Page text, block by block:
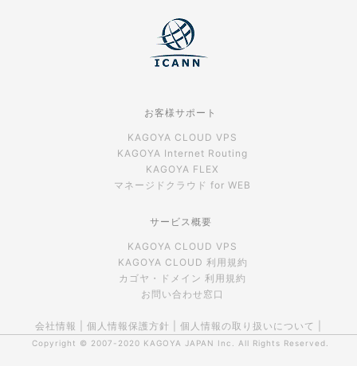
お客様サポート
KAGOYA CLOUD VPS
KAGOYA Internet Routing
KAGOYA FLEX
マネージドクラウド for WEB
サービス概要
KAGOYA CLOUD VPS
KAGOYA CLOUD 利用規約
カゴヤ・ドメイン 利用規約
お問い合わせ窓口
会社情報 個人情報保護方針 個人情報の取り扱いについて
Copyright © 2007-2020 KAGOYA JAPAN Inc. All Rights Reserved.